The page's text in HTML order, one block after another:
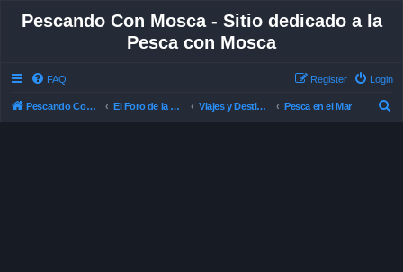
Pescando Con Mosca - Sitio dedicado a la
Pesca con Mosca
FAQ Login
Register
Pescando Con Mosca El Foro de la Pesca con Mosca en Chile Viajes y Destinos de Pesca Pesca en el Mar